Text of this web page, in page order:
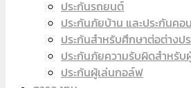
ประกันรถยนต์
ประกันภัยบ้าน และประกันคอ
ประกันสำหรับศึกษาต่อต่างปร
ประกันภัยความรับผิดสำหรั
ประกันผู้เล่นกอล์ฟ